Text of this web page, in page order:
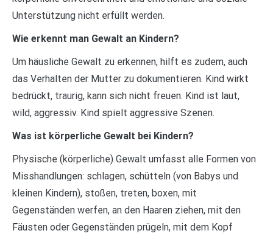
Unterstützung nicht erfüllt werden.
Wie erkennt man Gewalt an Kindern?
Um häusliche Gewalt zu erkennen, hilft es zudem, auch
das Verhalten der Mutter zu dokumentieren. Kind wirkt
bedrückt, traurig, kann sich nicht freuen. Kind ist laut,
wild, aggressiv. Kind spielt aggressive Szenen.
Was ist körperliche Gewalt bei Kindern?
Physische (körperliche) Gewalt umfasst alle Formen von
Misshandlungen: schlagen, schütteln (von Babys und
kleinen Kindern), stoßen, treten, boxen, mit
Gegenständen werfen, an den Haaren ziehen, mit den
Fäusten oder Gegenständen prügeln, mit dem Kopf